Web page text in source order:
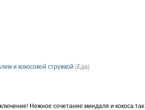
и кокосовой стружкой (Еда)
Нежное сочетание миндаля и кокоса